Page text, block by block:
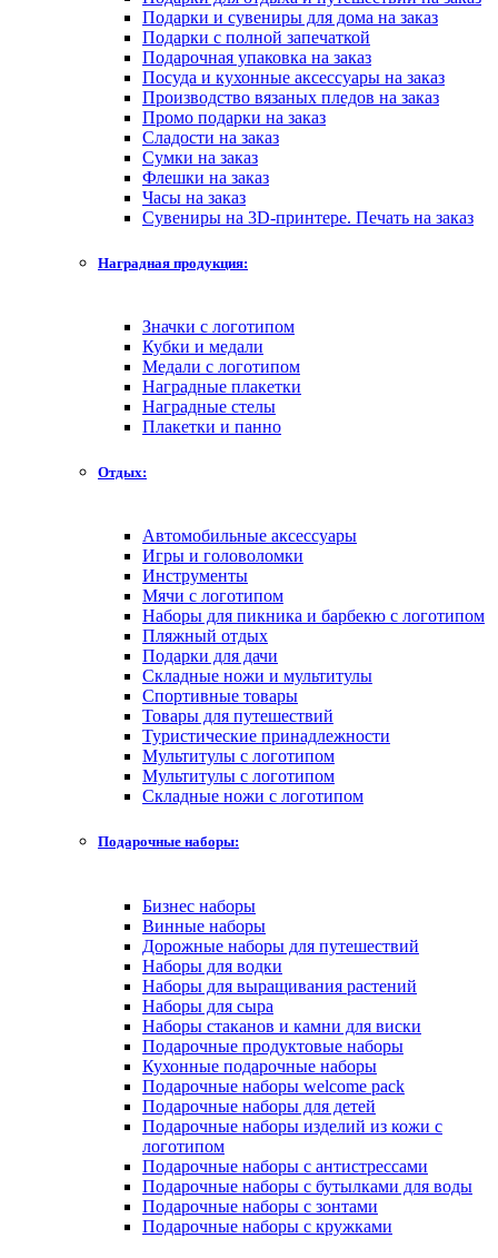
Подарки и сувениры для дома на заказ
Подарки с полной запечаткой
Подарочная упаковка на заказ
Посуда и кухонные аксессуары на заказ
Производство вязаных пледов на заказ
Промо подарки на заказ
Сладости на заказ
Сумки на заказ
Флешки на заказ
Часы на заказ
Сувениры на 3D-принтере. Печать на заказ
Наградная продукция:
Значки с логотипом
Кубки и медали
Медали с логотипом
Наградные плакетки
Наградные стелы
Плакетки и панно
Отдых:
Автомобильные аксессуары
Игры и головоломки
Инструменты
Мячи с логотипом
Наборы для пикника и барбекю с логотипом
Пляжный отдых
Подарки для дачи
Складные ножи и мультитулы
Спортивные товары
Товары для путешествий
Туристические принадлежности
Мультитулы с логотипом
Мультитулы с логотипом
Складные ножи с логотипом
Подарочные наборы:
Бизнес наборы
Винные наборы
Дорожные наборы для путешествий
Наборы для водки
Наборы для выращивания растений
Наборы для сыра
Наборы стаканов и камни для виски
Подарочные продуктовые наборы
Кухонные подарочные наборы
Подарочные наборы welcome pack
Подарочные наборы для детей
Подарочные наборы изделий из кожи с
логотипом
Подарочные наборы с антистрессами
Подарочные наборы с бутылками для воды
Подарочные наборы с зонтами
Подарочные наборы с кружками